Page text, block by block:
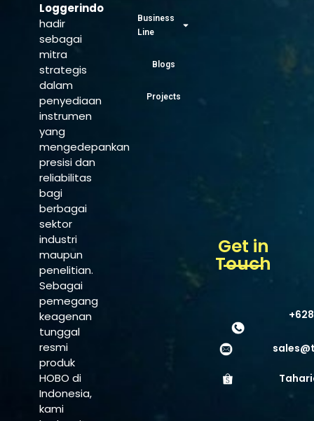
Loggerindo
hadir
sebagai
mitra
strategis
dalam
penyediaan
instrumen
yang
mengedepankan
presisi dan
reliabilitas
bagi
berbagai
sektor
industri
maupun
penelitian.
Sebagai
pemegang
keagenan
tunggal
resmi
produk
HOBO di
Indonesia,
kami
Business
Line
Blogs
Projects
Get in
Touch